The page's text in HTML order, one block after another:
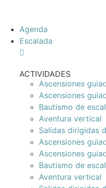
Agenda
Escalada
ACTIVIDADES
Ascensiones
Ascensiones
Bautismo de
Aventura vertical
Salidas dirigidas
Ascensiones
Ascensiones
Bautismo de
Aventura vertical